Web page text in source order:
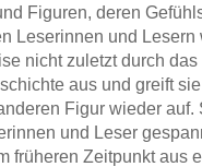
Figuren, deren
Leserinnen und
nicht zuletzt durch
aus und greift
Figur wieder auf.
und Leser
früheren Zeitpunkt aus